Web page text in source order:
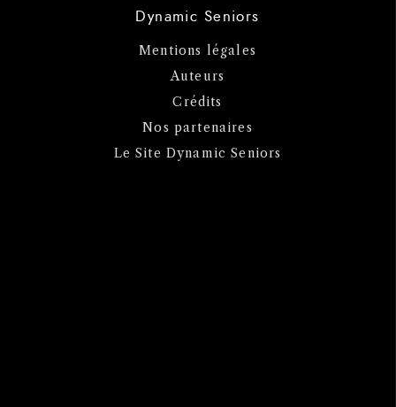
Dynamic Seniors
Mentions légales
Auteurs
Crédits
Nos partenaires
Le Site Dynamic Seniors